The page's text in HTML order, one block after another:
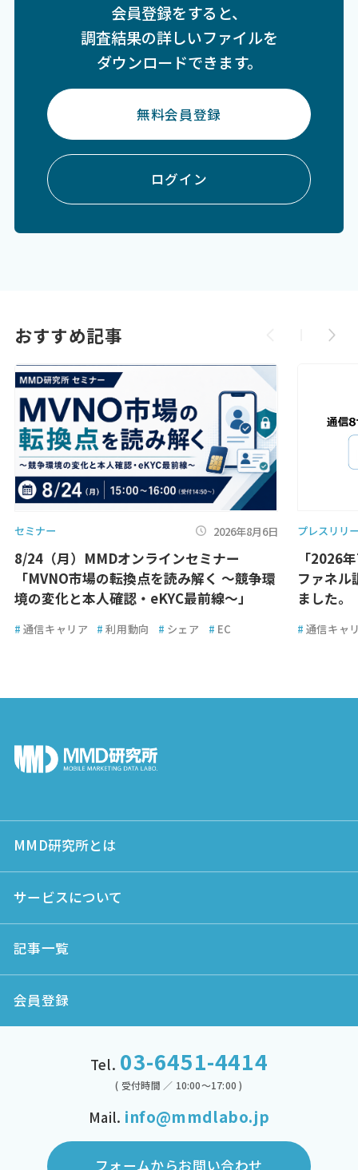
会員登録をすると、
調査結果の詳しいファイルを
ダウンロードできます。
無料会員登録
ログイン
おすすめ記事
セミナー 2026年8月6日
8/24（月）MMDオンラインセミナー
「MVNO市場の転換点を読み解く ～競争環
境の変化と本人確認・eKYC最前線～」
# 通信キャリア # 利用動向 # シェア # EC
プレスリリ
「2026
ファネル
ました。
# 通信キャ
MMD研究所とは
サービスについて
記事一覧
会員登録
Tel. 03-6451-4414
( 受付時間 ／ 10:00～17:00 )
Mail. info@mmdlabo.jp
フォームからお問い合わせ